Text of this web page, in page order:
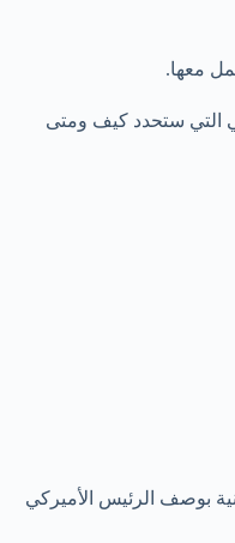
هي التي ستحدد كيف ومتى
بوصف الرئيس الأميركي